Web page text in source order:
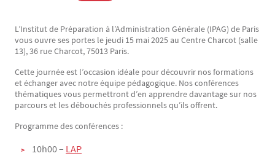
Texte
L’Institut de Préparation à l’Administration Générale (IPAG) de Paris
vous ouvre ses portes le jeudi 15 mai 2025 au Centre Charcot (salle
13), 36 rue Charcot, 75013 Paris.
Cette journée est l’occasion idéale pour découvrir nos formations
et échanger avec notre équipe pédagogique. Nos conférences
thématiques vous permettront d’en apprendre davantage sur nos
parcours et les débouchés professionnels qu’ils offrent.
Programme des conférences :
10h00 – LAP